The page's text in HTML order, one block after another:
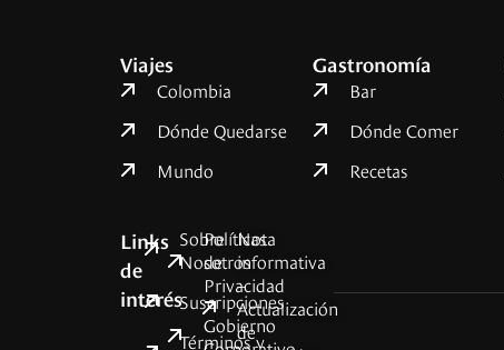
Viajes
Colombia
Dónde Quedarse
Mundo
Gastronomía
Bar
Dónde Comer
Recetas
Links
de
interés
Sobre
Nosotros
Suscripciones
Términos y
Políticas
de
Privacidad
Gobierno
Nota
informativa
–
Actualización
de